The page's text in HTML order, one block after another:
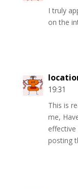
I truly
on the
19:31
This is
me,
posting